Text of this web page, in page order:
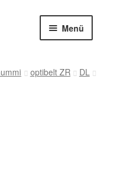
Menü
optibelt ZR
DL